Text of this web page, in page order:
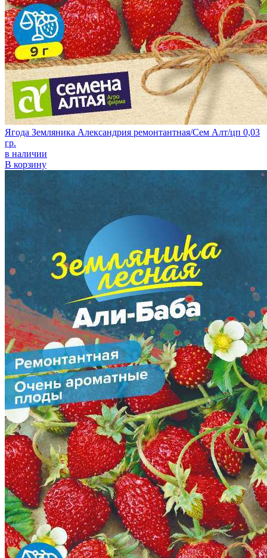
Ягода Земляника Александрия ремонтантная/Сем Алт/цп 0,03
гр.
в наличии
В корзину